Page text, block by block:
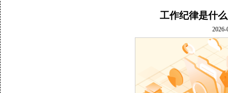
工作纪律是什
2026-